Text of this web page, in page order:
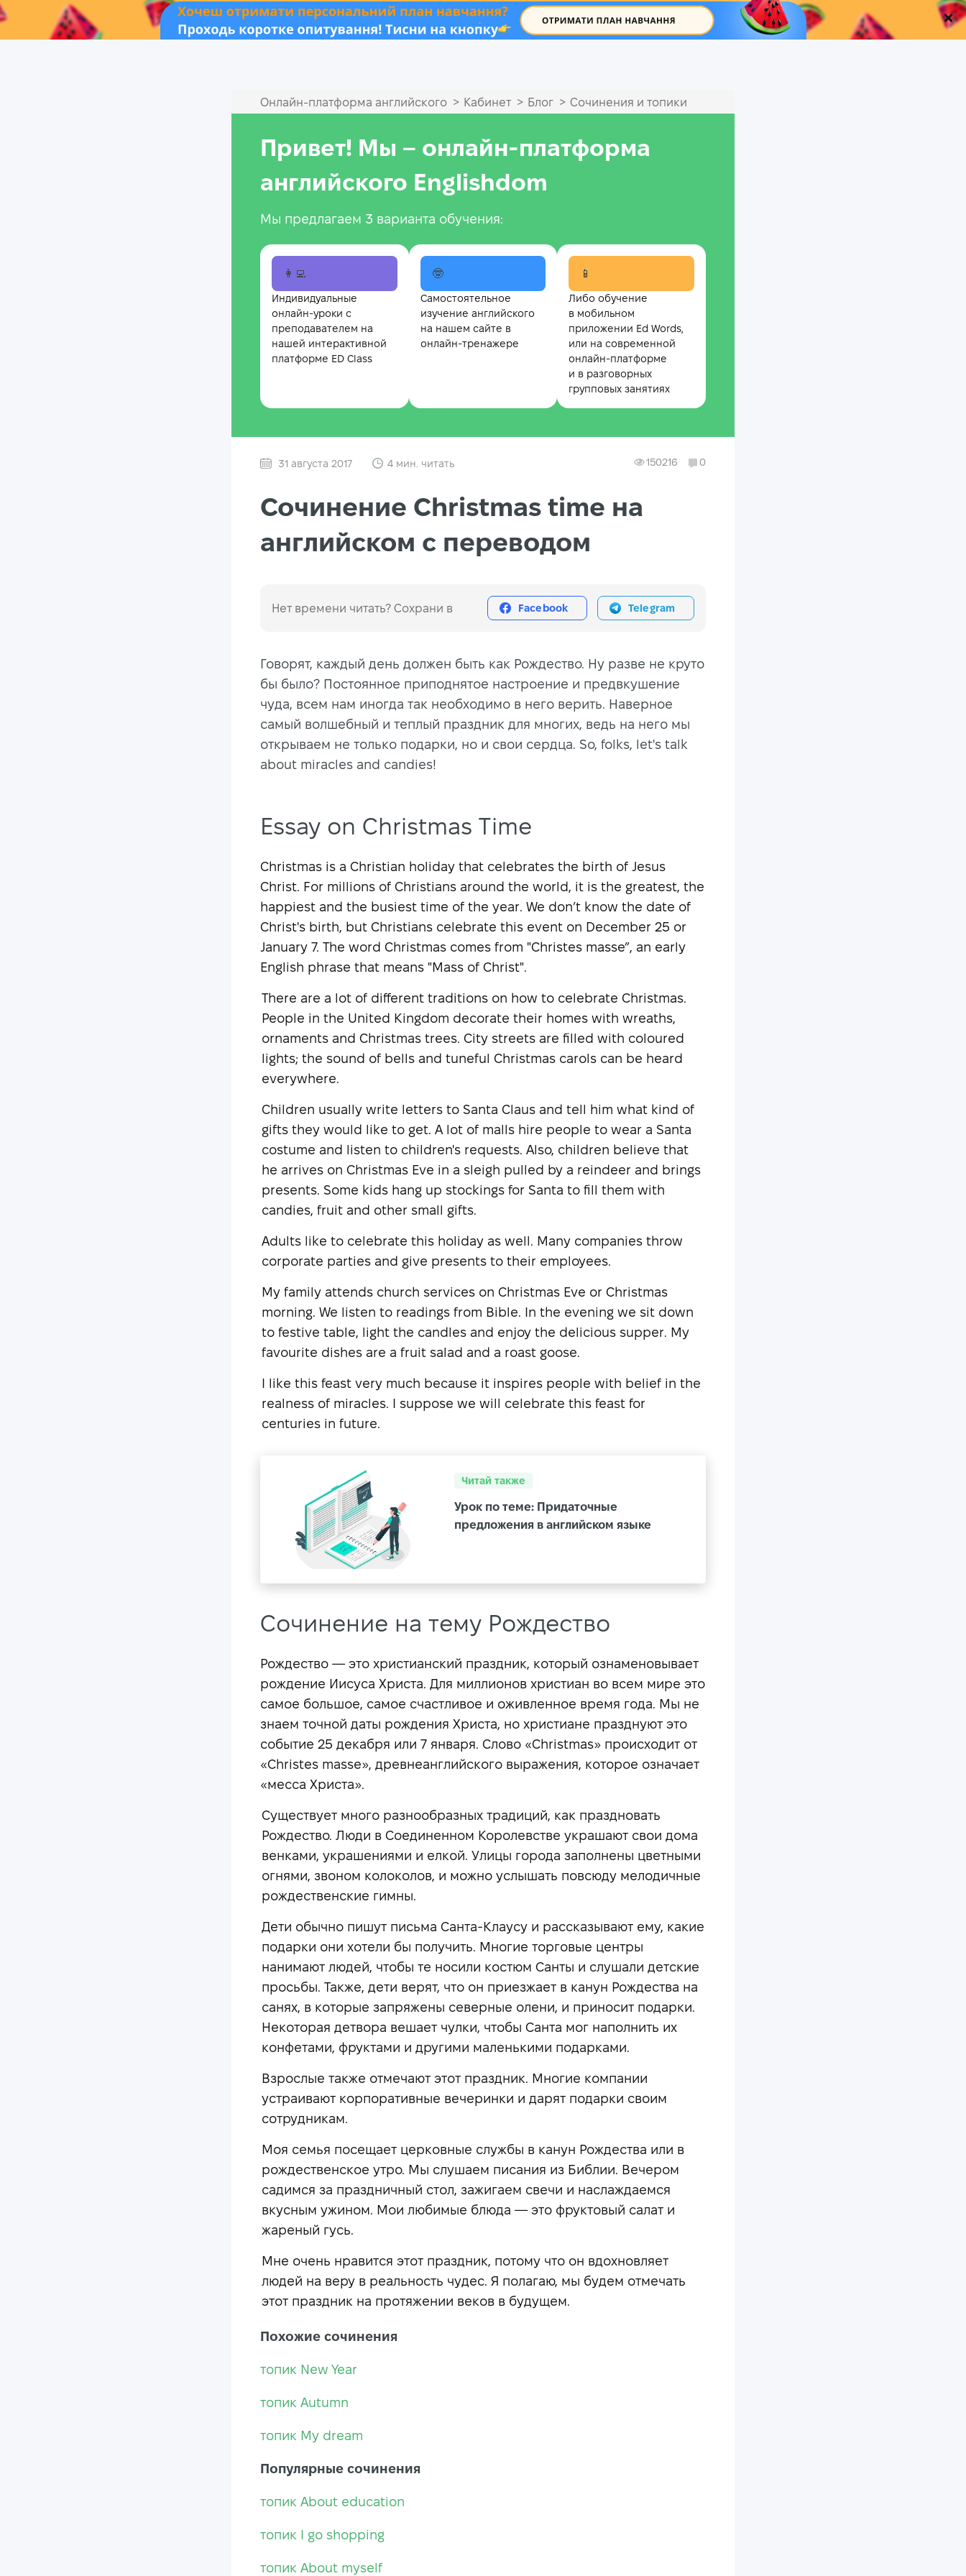
.
Онлайн‑платформа английского > Кабинет > Блог > Сочинения и топики
Привет! Мы – онлайн‑платформа
английского Englishdom
Мы предлагаем 3 варианта обучения:
👩‍💻
Индивидуальные
онлайн-уроки с
преподавателем на
нашей интерактивной
платформе ED Class
🤓
Самостоятельное
изучение английского
на нашем сайте в
онлайн-тренажере
📱
Либо обучение
в мобильном
приложении Ed Words,
или на современной
онлайн-платформе
и в разговорных
групповых занятиях
31 августа 2017 4 мин. читать 150216 0
Сочинение Christmas time на
английском с переводом
Нет времени читать? Сохрани в Facebook Telegram
Говорят, каждый день должен быть как Рождество. Ну разве не круто
бы было? Постоянное приподнятое настроение и предвкушение
чуда, всем нам иногда так необходимо в него верить. Наверное
самый волшебный и теплый праздник для многих, ведь на него мы
открываем не только подарки, но и свои сердца. So, folks, let's talk
about miracles and candies!
Essay on Christmas Time
Christmas is a Christian holiday that celebrates the birth of Jesus
Christ. For millions of Christians around the world, it is the greatest, the
happiest and the busiest time of the year. We don’t know the date of
Christ's birth, but Christians celebrate this event on December 25 or
January 7. The word Christmas comes from "Christes masse”, an early
English phrase that means "Mass of Christ".
There are a lot of different traditions on how to celebrate Christmas.
People in the United Kingdom decorate their homes with wreaths,
ornaments and Christmas trees. City streets are filled with coloured
lights; the sound of bells and tuneful Christmas carols can be heard
everywhere.
Children usually write letters to Santa Claus and tell him what kind of
gifts they would like to get. A lot of malls hire people to wear a Santa
costume and listen to children's requests. Also, children believe that
he arrives on Christmas Eve in a sleigh pulled by a reindeer and brings
presents. Some kids hang up stockings for Santa to fill them with
candies, fruit and other small gifts.
Adults like to celebrate this holiday as well. Many companies throw
corporate parties and give presents to their employees.
My family attends church services on Christmas Eve or Christmas
morning. We listen to readings from Bible. In the evening we sit down
to festive table, light the candles and enjoy the delicious supper. My
favourite dishes are a fruit salad and a roast goose.
I like this feast very much because it inspires people with belief in the
realness of miracles. I suppose we will celebrate this feast for
centuries in future.
Читай также
Урок по теме: Придаточные
предложения в английском языке
Сочинение на тему Рождество
Рождество — это христианский праздник, который ознаменовывает
рождение Иисуса Христа. Для миллионов христиан во всем мире это
самое большое, самое счастливое и оживленное время года. Мы не
знаем точной даты рождения Христа, но христиане празднуют это
событие 25 декабря или 7 января. Слово «Christmas» происходит от
«Christes masse», древнеанглийского выражения, которое означает
«месса Христа».
Существует много разнообразных традиций, как праздновать
Рождество. Люди в Соединенном Королевстве украшают свои дома
венками, украшениями и елкой. Улицы города заполнены цветными
огнями, звоном колоколов, и можно услышать повсюду мелодичные
рождественские гимны.
Дети обычно пишут письма Санта-Клаусу и рассказывают ему, какие
подарки они хотели бы получить. Многие торговые центры
нанимают людей, чтобы те носили костюм Санты и слушали детские
просьбы. Также, дети верят, что он приезжает в канун Рождества на
санях, в которые запряжены северные олени, и приносит подарки.
Некоторая детвора вешает чулки, чтобы Санта мог наполнить их
конфетами, фруктами и другими маленькими подарками.
Взрослые также отмечают этот праздник. Многие компании
устраивают корпоративные вечеринки и дарят подарки своим
сотрудникам.
Моя семья посещает церковные службы в канун Рождества или в
рождественское утро. Мы слушаем писания из Библии. Вечером
садимся за праздничный стол, зажигаем свечи и наслаждаемся
вкусным ужином. Мои любимые блюда — это фруктовый салат и
жареный гусь.
Мне очень нравится этот праздник, потому что он вдохновляет
людей на веру в реальность чудес. Я полагаю, мы будем отмечать
этот праздник на протяжении веков в будущем.
Похожие сочинения
топик New Year
топик Autumn
топик My dream
Популярные сочинения
топик About education
топик I go shopping
топик About myself